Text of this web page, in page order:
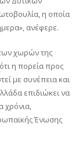
η οποία
ανέφερε.
χωρών της
η πορεία προς
με συνέπεια και
επιδιώκει να
χρόνια,
Ένωσης